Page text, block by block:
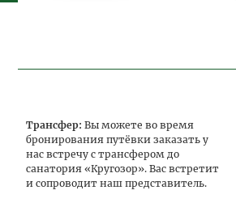
Трансфер: Вы можете во время
бронирования путёвки заказать у
нас встречу с трансфером до
санатория «Кругозор». Вас встретит
и сопроводит наш представитель.